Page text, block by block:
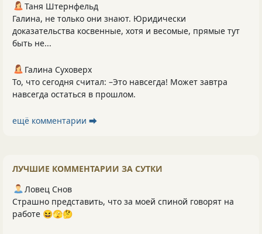
Таня Штернфельд
Галина, не только они знают. Юридически
доказательства косвенные, хотя и весомые, прямые тут
быть не...
Галина Суховерх
То, что сегодня считал: –Это навсегда! Может завтра
навсегда остаться в прошлом.
ещё комментарии ⮕
ЛУЧШИЕ КОММЕНТАРИИ ЗА СУТКИ
Ловец Снов
Страшно представить, что за моей спиной говорят на
работе 😆🫣🤔